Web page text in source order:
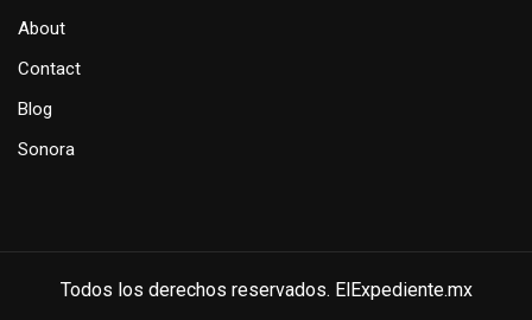
About
Contact
Blog
Sonora
Todos los derechos reservados. ElExpediente.mx